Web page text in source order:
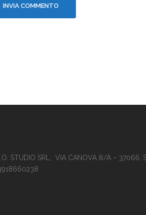
STUDIO SRL, VIA CANOVA 8/A – 37066,